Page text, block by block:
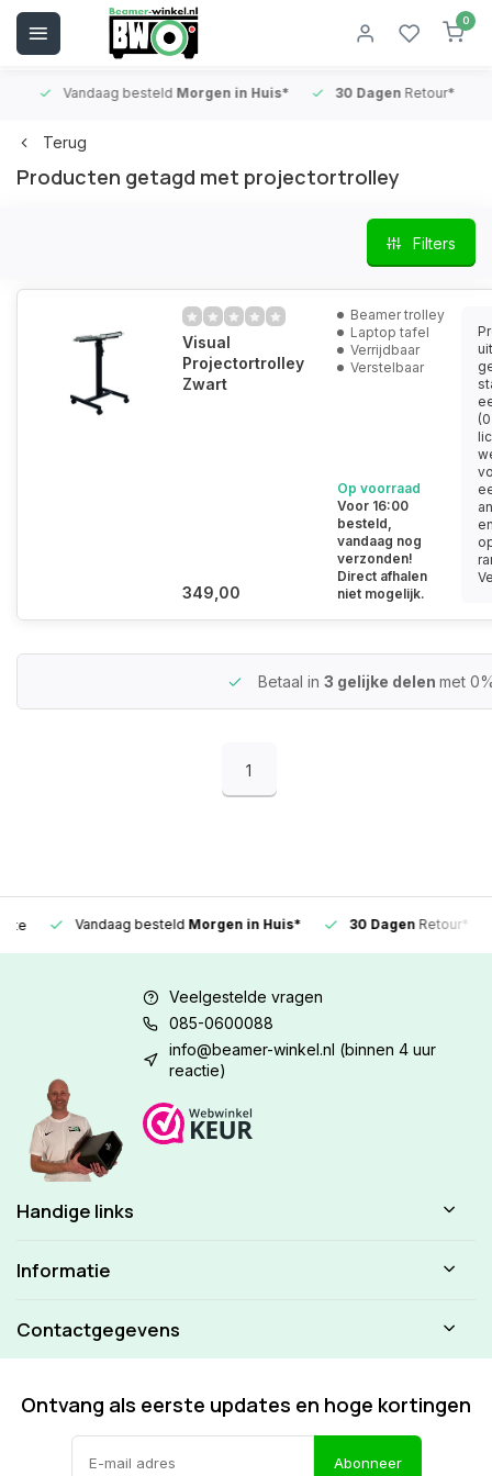
0
Vandaag besteldMorgen in Huis* 30 DagenRetour*
Terug
Producten getagd met projectortrolley
Filters
Visual
Projectortrolley
Zwart
349,00
Beamer trolley
Laptop tafel
Verrijdbaar
Verstelbaar
Op voorraad
Voor 16:00
besteld,
vandaag nog
verzonden!
Direct afhalen
niet mogelijk.
Betaal in 3 gelijke delen met
1
Vandaag besteldMorgen in Huis* 30 DagenRetour*
Veelgestelde vragen
085-0600088
info@beamer-winkel.nl (binnen 4 uur
reactie)
Handige links
Informatie
Contactgegevens
Ontvang als eerste updates en hoge kortingen
Abonneer